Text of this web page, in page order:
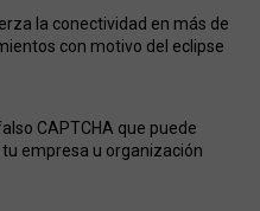
la conectividad en más de
con motivo del eclipse
CAPTCHA que puede
empresa u organización